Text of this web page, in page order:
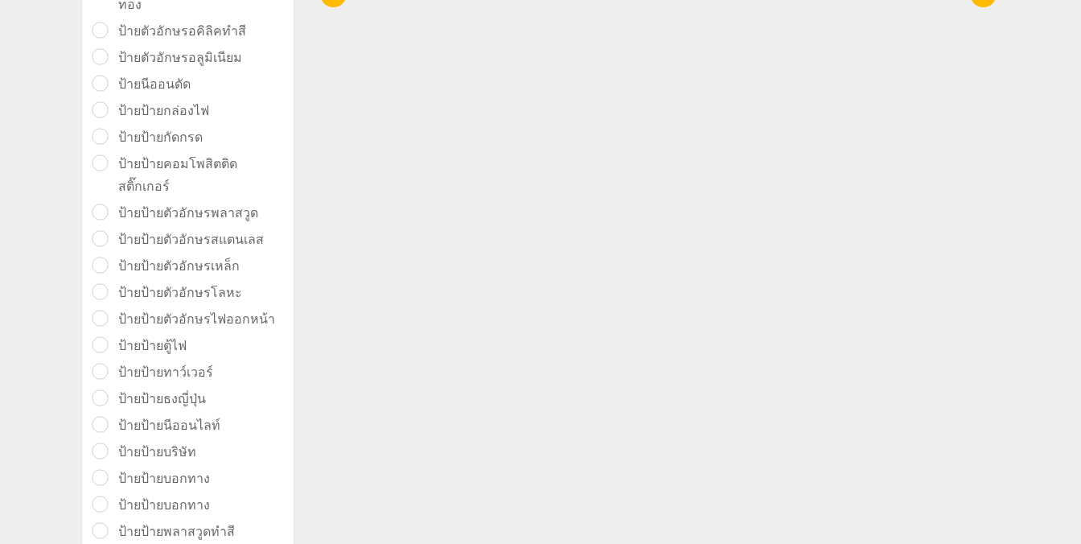
ทอง
ป้ายตัวอักษรอคิลิคทำสี
ป้ายตัวอักษรอลูมิเนียม
ป้ายนีออนดัด
ป้ายป้ายกล่องไฟ
ป้ายป้ายกัดกรด
ป้ายป้ายคอมโพสิตติด
สติ๊กเกอร์
ป้ายป้ายตัวอักษรพลาสวูด
ป้ายป้ายตัวอักษรสแตนเลส
ป้ายป้ายตัวอักษรเหล็ก
ป้ายป้ายตัวอักษรโลหะ
ป้ายป้ายตัวอักษรไฟออกหน้า
ป้ายป้ายตู้ไฟ
ป้ายป้ายทาว์เวอร์
ป้ายป้ายธงญี่ปุ่น
ป้ายป้ายนีออนไลท์
ป้ายป้ายบริษัท
ป้ายป้ายบอกทาง
ป้ายป้ายบอกทาง
ป้ายป้ายพลาสวูดทำสี